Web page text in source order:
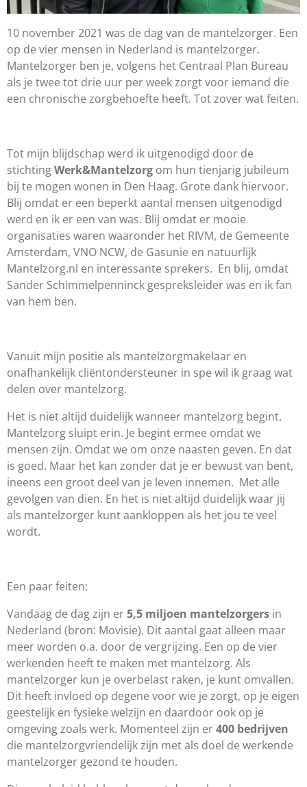
10 november 2021 was de dag van de mantelzorger. Een
op de vier mensen in Nederland is mantelzorger.
Mantelzorger ben je, volgens het Centraal Plan Bureau
als je twee tot drie uur per week zorgt voor iemand die
een chronische zorgbehoefte heeft. Tot zover wat feiten.
Tot mijn blijdschap werd ik uitgenodigd door de
stichtingWerk&Mantelzorg om hun tienjarig jubileum
bij te mogen wonen in Den Haag. Grote dank hiervoor.
Blij omdat er een beperkt aantal mensen uitgenodigd
werd en ik er een van was. Blij omdat er mooie
organisaties waren waaronder het RIVM, de Gemeente
Amsterdam, VNO NCW, de Gasunie en natuurlijk
Mantelzorg.nl en interessante sprekers. En blij, omdat
Sander Schimmelpenninck gespreksleider was en ik fan
van hem ben.
Vanuit mijn positie als mantelzorgmakelaar en
onafhankelijk cliëntondersteuner in spe wil ik graag wat
delen over mantelzorg.
Het is niet altijd duidelijk wanneer mantelzorg begint.
Mantelzorg sluipt erin. Je begint ermee omdat we
mensen zijn. Omdat we om onze naasten geven. En dat
is goed. Maar het kan zonder dat je er bewust van bent,
ineens een groot deel van je leven innemen. Met alle
gevolgen van dien. En het is niet altijd duidelijk waar jij
als mantelzorger kunt aankloppen als het jou te veel
wordt.
Een paar feiten:
Vandaag de dag zijn er5,5 miljoen mantelzorgers in
Nederland (bron: Movisie). Dit aantal gaat alleen maar
meer worden o.a. door de vergrijzing. Een op de vier
werkenden heeft te maken met mantelzorg. Als
mantelzorger kun je overbelast raken, je kunt omvallen.
Dit heeft invloed op degene voor wie je zorgt, op je eigen
geestelijk en fysieke welzijn en daardoor ook op je
omgeving zoals werk. Momenteel zijn er400 bedrijven
die mantelzorgvriendelijk zijn met als doel de werkende
mantelzorger gezond te houden.